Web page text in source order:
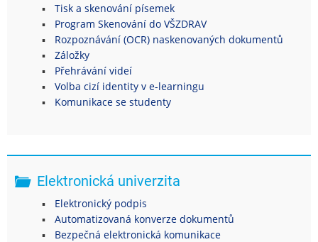
Tisk a skenování písemek
Program Skenování do VŠZDRAV
Rozpoznávání (OCR) naskenovaných dokumentů
Záložky
Přehrávání videí
Volba cizí identity v e-learningu
Komunikace se studenty
Elektronická univerzita
Elektronický podpis
Automatizovaná konverze dokumentů
Bezpečná elektronická komunikace